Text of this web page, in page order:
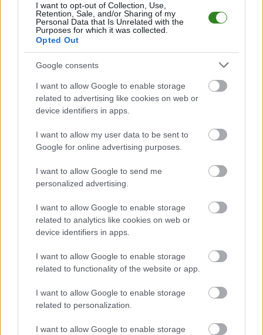
I want to opt-out of Collection, Use,
Retention, Sale, and/or Sharing of my
Personal Data that Is Unrelated with the
Purposes for which it was collected.
Opted Out
Google consents
I want to allow Google to enable storage
related to advertising like cookies on web or
device identifiers in apps.
I want to allow my user data to be sent to
Google for online advertising purposes.
I want to allow Google to send me
personalized advertising.
I want to allow Google to enable storage
related to analytics like cookies on web or
device identifiers in apps.
I want to allow Google to enable storage
related to functionality of the website or app.
I want to allow Google to enable storage
related to personalization.
I want to allow Google to enable storage
Tempo Nienaszówprzystępuje do tego spotkania w roli gospodarza.
Jak drużyna radzi sobie w sezonie 2025/2026 rozgrywek Krosno > Klasa
Okręgowa przed własną publicznością? Na tej stronie możecie zobaczyć
tabelę uwzględniającą tylko mecze u siebie. W tabeli biorącej pod uwagę
tylko mecze wyjazdowe możecie natomiast sprawdzić jak spisuje się klub
Karpaty Klimkówka.
Krosno > Klasa Okręgowa - sytuacja w tabeli
Przed meczami 18. kolejki - Krosno > Klasa Okręgowa gospodarze
(Tempo Nienaszów) zajmują6. miejsce
Poniżej znajdziesz także ostatnie mecze obu drużyn oraz statystyki
bramkowe.
Tempo Nienaszów vs. Karpaty Klimkówka - relacja, wynik na
żywo, transmisja
Wynik meczu Tempo Nienaszów - Karpaty Klimkówka znajdziesz na naszej
stronie zaraz po jego zakończeniu. Jeżeli szukasz informacji meczowych,
zajrzyj tutaj:Tempo Nienaszów vs. Karpaty Klimkówka - wynik,
składy, strzelcy
Jeżeli w internecie lub TV dostępna jest
albo innych spotkań
Krosno > Klasa Okręgowa na pewno znajdziesz takie informacje na
naszym portalu. Możliwe jednak, że nigdzie nie pojawi się stream online z
Asseco Resovia| Developres Rzeszów |ITA TOOLS Stal Mielec